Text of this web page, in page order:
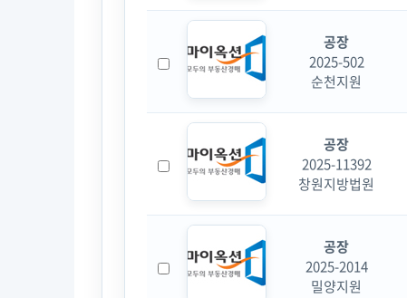
공장
2025-502
순천지원
공장
2025-11392
창원지방법원
공장
2025-2014
밀양지원